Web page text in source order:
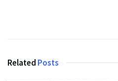
Related Posts